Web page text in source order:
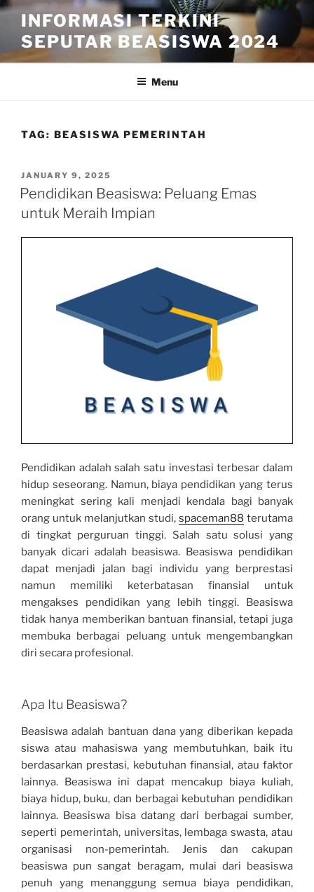
Skip
content
INFORMASI TERKINI
SEPUTAR BEASISWA 2024
Menu
TAG: BEASISWA PEMERINTAH
POSTED
ON
JANUARY 9, 2025
Pendidikan Beasiswa: Peluang Emas
untuk Meraih Impian
Pendidikan adalah salah satu investasi terbesar dalam
hidup seseorang. Namun, biaya pendidikan yang terus
meningkat sering kali menjadi kendala bagi banyak
orang untuk melanjutkan studi, spaceman88 terutama
di tingkat perguruan tinggi. Salah satu solusi yang
banyak dicari adalah beasiswa. Beasiswa pendidikan
dapat menjadi jalan bagi individu yang berprestasi
namun memiliki keterbatasan finansial untuk
mengakses pendidikan yang lebih tinggi. Beasiswa
tidak hanya memberikan bantuan finansial, tetapi juga
membuka berbagai peluang untuk mengembangkan
diri secara profesional.
Apa Itu Beasiswa?
Beasiswa adalah bantuan dana yang diberikan kepada
siswa atau mahasiswa yang membutuhkan, baik itu
berdasarkan prestasi, kebutuhan finansial, atau faktor
lainnya. Beasiswa ini dapat mencakup biaya kuliah,
biaya hidup, buku, dan berbagai kebutuhan pendidikan
lainnya. Beasiswa bisa datang dari berbagai sumber,
seperti pemerintah, universitas, lembaga swasta, atau
organisasi non-pemerintah. Jenis dan cakupan
beasiswa pun sangat beragam, mulai dari beasiswa
penuh yang menanggung semua biaya pendidikan,